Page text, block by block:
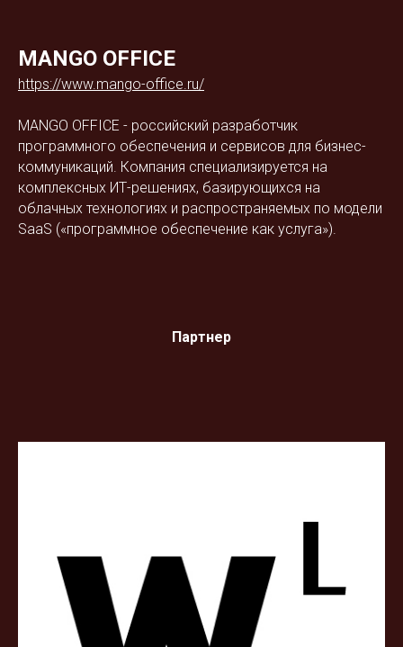
MANGO OFFICE
https://www.mango-office.ru/
MANGO OFFICE - российский разработчик
программного обеспечения и сервисов для бизнес-
коммуникаций. Компания специализируется на
комплексных ИТ-решениях, базирующихся на
облачных технологиях и распространяемых по модели
SaaS («программное обеспечение как услуга»).
Партнер